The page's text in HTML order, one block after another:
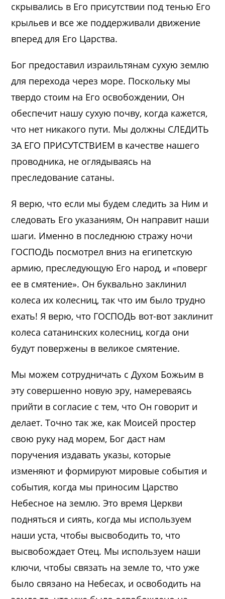
скрывались в Его присутствии под тенью Его
крыльев и все же поддерживали движение
вперед для Его Царства.
Бог предоставил израильтянам сухую землю
для перехода через море. Поскольку мы
твердо стоим на Его освобождении, Он
обеспечит нашу сухую почву, когда кажется,
что нет никакого пути. Мы должны СЛЕДИТЬ
ЗА ЕГО ПРИСУТСТВИЕМ в качестве нашего
проводника, не оглядываясь на
преследование сатаны.
Я верю, что если мы будем следить за Ним и
следовать Его указаниям, Он направит наши
шаги. Именно в последнюю стражу ночи
ГОСПОДЬ посмотрел вниз на египетскую
армию, преследующую Его народ, и «поверг
ее в смятение». Он буквально заклинил
колеса их колесниц, так что им было трудно
ехать! Я верю, что ГОСПОДЬ вот-вот заклинит
колеса сатанинских колесниц, когда они
будут повержены в великое смятение.
Мы можем сотрудничать с Духом Божьим в
эту совершенно новую эру, намереваясь
прийти в согласие с тем, что Он говорит и
делает. Точно так же, как Моисей простер
свою руку над морем, Бог даст нам
поручения издавать указы, которые
изменяют и формируют мировые события и
события, когда мы приносим Царство
Небесное на землю. Это время Церкви
подняться и сиять, когда мы используем
наши уста, чтобы высвободить то, что
высвобождает Отец. Мы используем наши
ключи, чтобы связать на земле то, что уже
было связано на Небесах, и освободить на